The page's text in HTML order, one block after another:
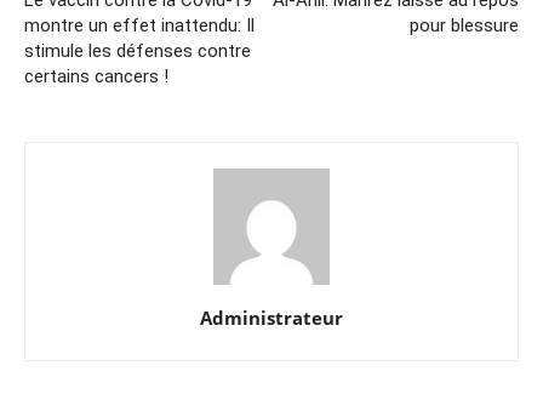
montre un effet inattendu: Il
stimule les défenses contre
certains cancers !
pour blessure
Administrateur